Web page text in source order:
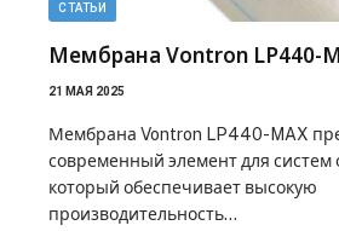
СТАТЬИ
Мембрана Vontron LP440-
21 МАЯ 2025
Мембрана Vontron LP440-MAX
современный элемент для систем
который обеспечивает высокую
производительность…